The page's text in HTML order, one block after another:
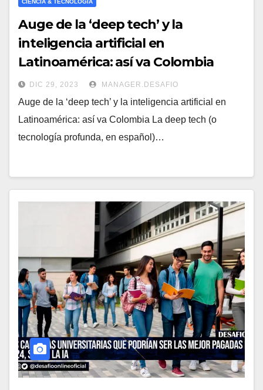
CIENCIA & TECNOLOGÍA
Auge de la ‘deep tech’ y la
inteligencia artificial en
Latinoamérica: así va Colombia
DIC 29, 2023 MANAGER.DESAFIO
Auge de la ‘deep tech’ y la inteligencia artificial en
Latinoamérica: así va Colombia La deep tech (o
tecnología profunda, en español)…